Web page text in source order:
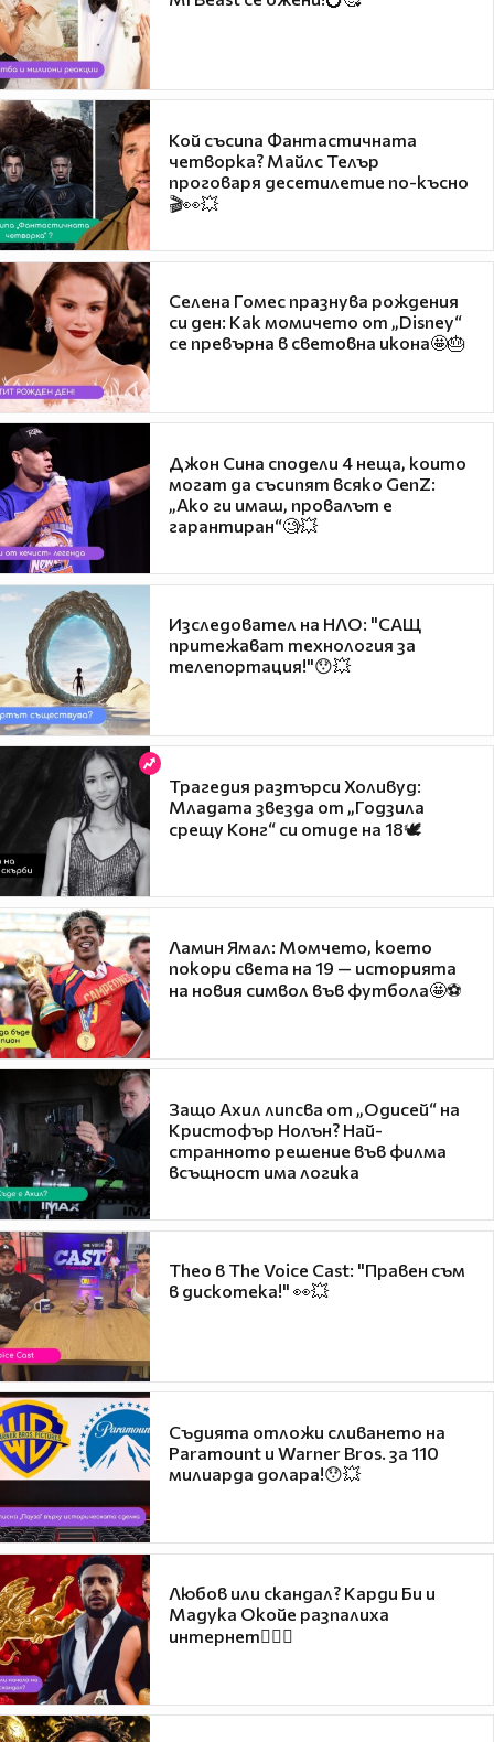
Кой съсипа Фантастичната
четворка? Майлс Телър
проговаря десетилетие по-късно
🎬👀💥
Селена Гомес празнува рождения
си ден: Как момичето от „Disney“
се превърна в световна икона🤩🎂
Джон Сина сподели 4 неща, които
могат да съсипят всяко GenZ:
„Ако ги имаш, провалът е
гарантиран“🧐💥
Изследовател на НЛО: "САЩ
притежават технология за
телепортация!"😯💥
Трагедия разтърси Холивуд:
Младата звезда от „Годзила
срещу Конг“ си отиде на 18🕊️
Ламин Ямал: Момчето, което
покори света на 19 — историята
на новия символ във футбола🤩⚽
Защо Ахил липсва от „Одисей“ на
Кристофър Нолън? Най-
странното решение във филма
всъщност има логика
Theo в The Voice Cast: "Правен съм
в дискотека!" 👀💥
Съдията отложи сливането на
Paramount и Warner Bros. за 110
милиарда долара!😯💥
Любов или скандал? Карди Би и
Мадука Окойе разпалиха
интернет❤️‍🔥🔥